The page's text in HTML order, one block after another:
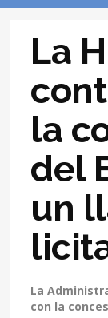
La
la
del
un
La
con la